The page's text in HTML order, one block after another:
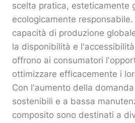
scelta pratica, esteticamente
ecologicamente responsabile.
capacità di produzione
la disponibilità e
offrono ai consumatori
ottimizzare efficacemente i
Con l'aumento della
sostenibili e a bassa
composito sono destinati a